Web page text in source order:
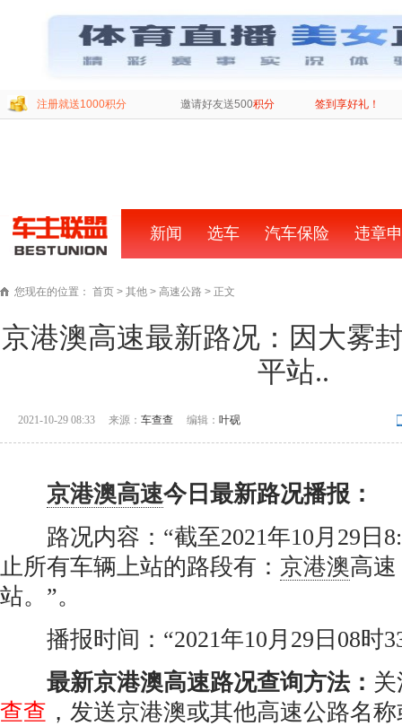
注册就送1000积分 邀请好友送500积分 签到享好礼！
页
新闻 选车 汽车保险 违章
您现在的位置： 首页 > 其他 > 高速公路 > 正文
京港澳高速最新路况：因大雾
平站..
2021-10-29 08:33 来源： 车查查 编辑： 叶砚
京港澳高速今日最新路况播报：
路况内容：“截至2021年10月29日
止所有车辆上站的路段有： 京港澳高
站。”。
播报时间：“2021年10月29日08时
最新京港澳高速路况查询方法：
查查 ，发送京港澳或其他高速公路名